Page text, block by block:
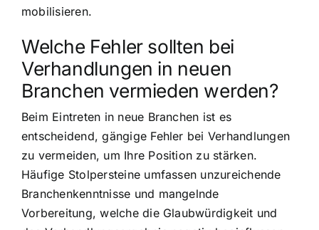
mobilisieren.
Welche Fehler sollten bei
Verhandlungen in neuen
Branchen vermieden werden?
Beim Eintreten in neue Branchen ist es
entscheidend, gängige Fehler bei Verhandlungen
zu vermeiden, um Ihre Position zu stärken.
Häufige Stolpersteine umfassen unzureichende
Branchenkenntnisse und mangelnde
Vorbereitung, welche die Glaubwürdigkeit und